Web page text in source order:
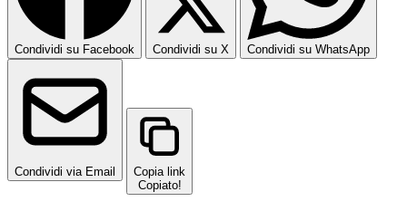
Condividi su Facebook Condividi su X Condividi su WhatsApp
Condividi via Email
Copia link
Copiato!